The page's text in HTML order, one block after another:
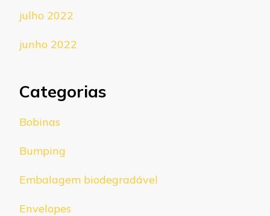
julho 2022
junho 2022
Categorias
Bobinas
Bumping
Embalagem biodegradável
Envelopes